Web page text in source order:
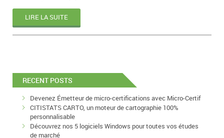
LIRE LA SUITE
RECENT POSTS
Devenez Émetteur de micro-certifications avec Micro-Certif
CITISTATS CARTO, un moteur de cartographie 100%
personnalisable
Découvrez nos 5 logiciels Windows pour toutes vos études
de marché